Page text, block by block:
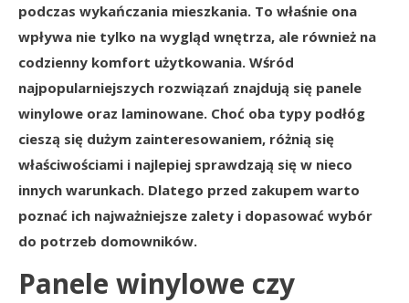
podczas wykańczania mieszkania. To właśnie ona
wpływa nie tylko na wygląd wnętrza, ale również na
codzienny komfort użytkowania. Wśród
najpopularniejszych rozwiązań znajdują się panele
winylowe oraz laminowane. Choć oba typy podłóg
cieszą się dużym zainteresowaniem, różnią się
właściwościami i najlepiej sprawdzają się w nieco
innych warunkach. Dlatego przed zakupem warto
poznać ich najważniejsze zalety i dopasować wybór
do potrzeb domowników.
Panele winylowe czy